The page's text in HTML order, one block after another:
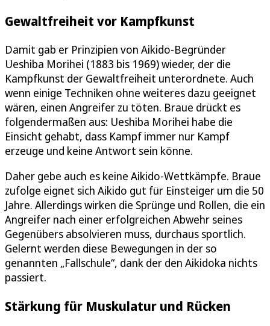
Gewaltfreiheit vor Kampfkunst
Damit gab er Prinzipien von Aikido-Begründer
Ueshiba Morihei (1883 bis 1969) wieder, der die
Kampfkunst der Gewaltfreiheit unterordnete. Auch
wenn einige Techniken ohne weiteres dazu geeignet
wären, einen Angreifer zu töten. Braue drückt es
folgendermaßen aus: Ueshiba Morihei habe die
Einsicht gehabt, dass Kampf immer nur Kampf
erzeuge und keine Antwort sein könne.
Daher gebe auch es keine Aikido-Wettkämpfe. Braue
zufolge eignet sich Aikido gut für Einsteiger um die 50
Jahre. Allerdings wirken die Sprünge und Rollen, die ein
Angreifer nach einer erfolgreichen Abwehr seines
Gegenübers absolvieren muss, durchaus sportlich.
Gelernt werden diese Bewegungen in der so
genannten „Fallschule“, dank der den Aikidoka nichts
passiert.
Stärkung für Muskulatur und Rücken